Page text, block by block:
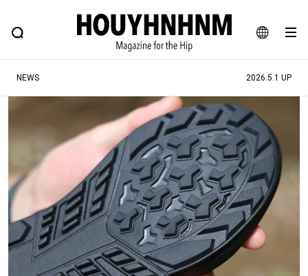
JA
EN
FEATURE BLOG SNAP
ヒップなファッション、カルチャー、ライフスタイルWEBマガジン
#注目のタグ
#SHOPPING ADDICT #憧れの逸品
#ESSENTIAL DESIGNS #古着サミット
#NEW VINTAGE #マイナーグッド図鑑
#路地裏てぃーん。 #MONTHLY JOURNAL
#GH 銘品の所以 #フイナムのYouTube
#Commune H #FOCUS IT #AH.H
NEWS 2026.5.1 UP